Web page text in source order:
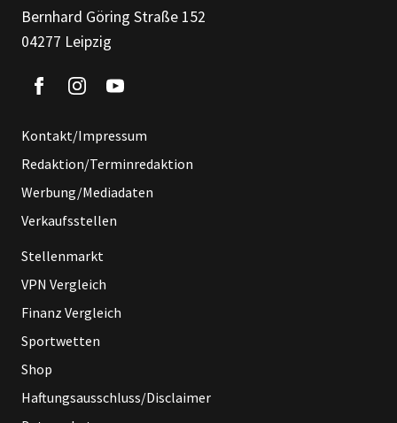
Bernhard Göring Straße 152
04277 Leipzig
Kontakt/Impressum
Redaktion/Terminredaktion
Werbung/Mediadaten
Verkaufsstellen
Stellenmarkt
VPN Vergleich
Finanz Vergleich
Sportwetten
Shop
Haftungsausschluss/Disclaimer